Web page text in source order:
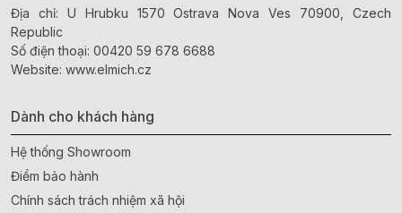
Địa chỉ: U Hrubku 1570 Ostrava Nova Ves 70900, Czech
Republic
Số điện thoại: 00420 59 678 6688
Website: www.elmich.cz
Dành cho khách hàng
Hệ thống Showroom
Điểm bảo hành
Chính sách trách nhiệm xã hội